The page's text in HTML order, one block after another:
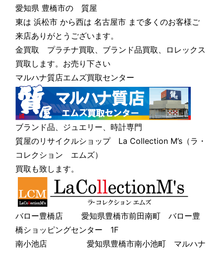
愛知県 豊橋市の 質屋
東は 浜松市 から西は 名古屋市 まで多くのお客様ご
来店ありがとうございます。
金買取 プラチナ買取、ブランド品買取、ロレックス
買取します。お売り下さい
マルハナ質店エムズ買取センター
ブランド品、ジュエリー、時計専門
質屋のリサイクルショップ La Collection M’s（ラ・
コレクション エムズ）
買取も致します。
バロー豊橋店 愛知県豊橋市前田南町 バロー豊
橋ショッピングセンター 1F
南小池店 愛知県豊橋市南小池町 マルハナ